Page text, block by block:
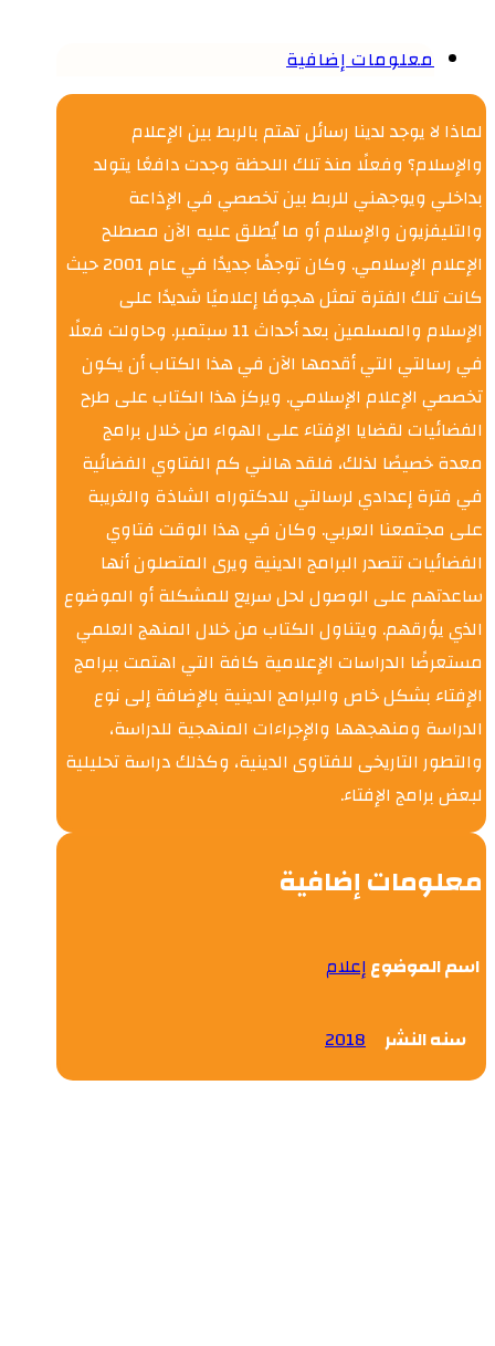
معلومات إضافية
لماذا لا يوجد لدينا رسائل تهتم بالربط بين الإعلام
والإسلام؟ وفعلًا منذ تلك اللحظة وجدت دافعًا يتولد
بداخلي ويوجهني للربط بين تخصصي في الإذاعة
والتليفزيون والإسلام أو ما يُطلق عليه الآن مصطلح
الإعلام الإسلامي. وكان توجهًا جديدًا في عام 2001 حيث
كانت تلك الفترة تمثل هجومًا إعلاميًا شديدًا على
الإسلام والمسلمين بعد أحداث 11 سبتمبر. وحاولت فعلًا
في رسالتي التي أقدمها الآن في هذا الكتاب أن يكون
تخصصي الإعلام الإسلامي. ويركز هذا الكتاب على طرح
الفضائيات لقضايا الإفتاء على الهواء من خلال برامج
معدة خصيصًا لذلك، فلقد هالني كم الفتاوي الفضائية
في فترة إعدادي لرسالتي للدكتوراه الشاذة والغريبة
على مجتمعنا العربي. وكان في هذا الوقت فتاوي
الفضائيات تتصدر البرامج الدينية ويرى المتصلون أنها
ساعدتهم على الوصول لحل سريع للمشكلة أو الموضوع
الذي يؤرقهم. ويتناول الكتاب من خلال المنهج العلمي
مستعرضًا الدراسات الإعلامية كافة التي اهتمت ببرامج
الإفتاء بشكل خاص والبرامج الدينية بالإضافة إلى نوع
الدراسة ومنهجهها والإجراءات المنهجية للدراسة،
والتطور التاريخى للفتاوى الدينية، وكذلك دراسة تحليلية
لبعض برامج الإفتاء.
معلومات إضافية
اسم الموضوعإعلام
سنه النشر 2018